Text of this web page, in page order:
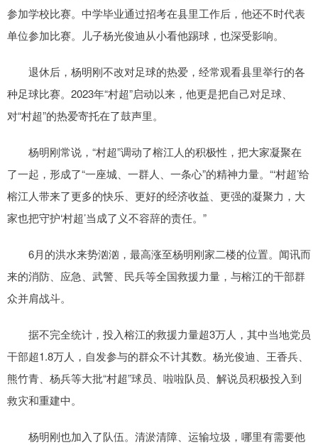
参加学校比赛。中学毕业通过招考在县里工作后，他还不时代表
单位参加比赛。儿子杨光俊迪从小看他踢球，也深受影响。
退休后，杨明刚不改对足球的热爱，经常观看县里举行的各
种足球比赛。2023年“村超”启动以来，他更是把自己对足球、
对“村超”的热爱寄托在了鼓声里。
杨明刚常说，“村超”调动了榕江人的积极性，把大家凝聚在
了一起，形成了“一座城、一群人、一条心”的精神力量。“‘村超’给
榕江人带来了更多的快乐、更好的经济收益、更强的凝聚力，大
家也把守护‘村超’当成了义不容辞的责任。”
6月的洪水来势汹汹，最高涨至杨明刚家二楼的位置。闻讯而
来的消防、应急、武警、民兵等全国救援力量，与榕江的干部群
众并肩战斗。
据不完全统计，投入榕江的救援力量超3万人，其中当地党员
干部超1.8万人，自发参与的群众不计其数。杨光俊迪、王香兵、
熊竹青、杨兵等大批“村超”球员、啦啦队员、解说员积极投入到
救灾和重建中。
杨明刚也加入了队伍。清淤清障、运输垃圾，哪里有需要他